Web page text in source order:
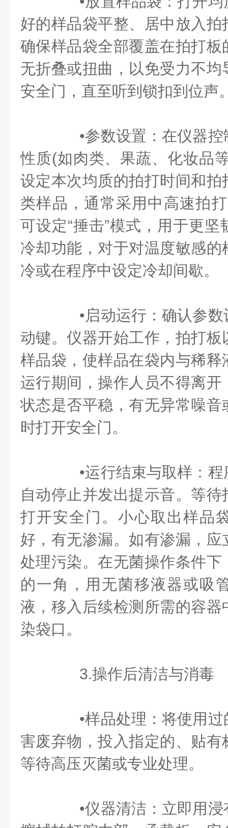
好的样品袋平整、居中放入
确保样品袋全部覆盖在拍打
无折叠或扭曲，以免受力不
安全门，直至听到锁扣到位声
•参数设置：在仪器控
性质(如肉类、果蔬、化妆品
设定本次均质的拍打时间和
类样品，通常采用中高速拍
可设定“捶击”模式，用于更
冷却功能，对于对温度敏感
冷或在程序中设定冷却间歇。
•启动运行：确认参数
动键。仪器开始工作，拍打
样品袋，使样品在袋内与稀
运行期间，操作人员不得离
状态是否平稳，有无异常噪
时打开安全门。
•运行结束与取样：程
自动停止并发出提示音。等
打开安全门。小心取出样品
好，有无渗漏。如有渗漏，
处理污染。在无菌操作条件
的一角，用无菌移液器或吸
液，移入后续检测所需的容
染袋口。
3.操作后清洁与消毒
•样品处理：将使用过
害废弃物，投入指定的、贴
等待高压灭菌或专业处理。
•仪器清洁：立即用浸